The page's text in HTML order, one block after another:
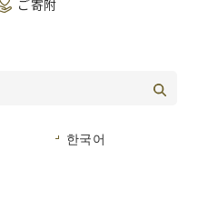
ご寄附
한국어